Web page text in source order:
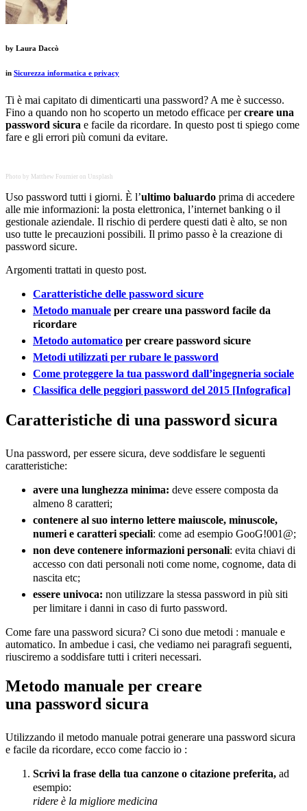
by Laura Daccò
in Sicurezza informatica e privacy
Ti è mai capitato di dimenticarti una password? A me è successo.
Fino a quando non ho scoperto un metodo efficace percreare una
password sicura e facile da ricordare. In questo post ti spiego come
fare e gli errori più comuni da evitare.
Photo by Matthew Fournier on Unsplash
Uso password tutti i giorni. È l’ultimo baluardo prima di accedere
alle mie informazioni: la posta elettronica, l’internet banking o il
gestionale aziendale. Il rischio di perdere questi dati è alto, se non
uso tutte le precauzioni possibili. Il primo passo è la creazione di
password sicure.
Argomenti trattati in questo post.
Caratteristiche delle password sicure
Metodo manuale per creare una password facile da
ricordare
Metodo automatico per creare password sicure
Metodi utilizzati per rubare le password
Come proteggere la tua password dall’ingegneria sociale
Classifica delle peggiori password del 2015 [Infografica]
Caratteristiche di una password sicura
Una password, per essere sicura, deve soddisfare le seguenti
caratteristiche:
avere una lunghezza minima: deve essere composta da
almeno 8 caratteri;
contenere al suo interno lettere maiuscole, minuscole,
numeri e caratteri speciali: come ad esempio GooG!001@;
non deve contenere informazioni personali: evita chiavi di
accesso con dati personali noti come nome, cognome, data di
nascita etc;
essere univoca: non utilizzare la stessa password in più siti
per limitare i danni in caso di furto password.
Come fare una password sicura? Ci sono due metodi : manuale e
automatico. In ambedue i casi, che vediamo nei paragrafi seguenti,
riusciremo a soddisfare tutti i criteri necessari.
Metodo manuale per creare
una password sicura
Utilizzando il metodo manuale potrai generare una password sicura
e facile da ricordare, ecco come faccio io :
Scrivi la frase della tua canzone o citazione preferita, ad
esempio:
ridere è la migliore medicina